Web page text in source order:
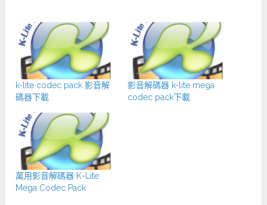
k-lite codec pack 影音解
碼器下載
影音解碼器 k-lite mega
codec pack下載
萬用影音解碼器 K-Lite
Mega Codec Pack